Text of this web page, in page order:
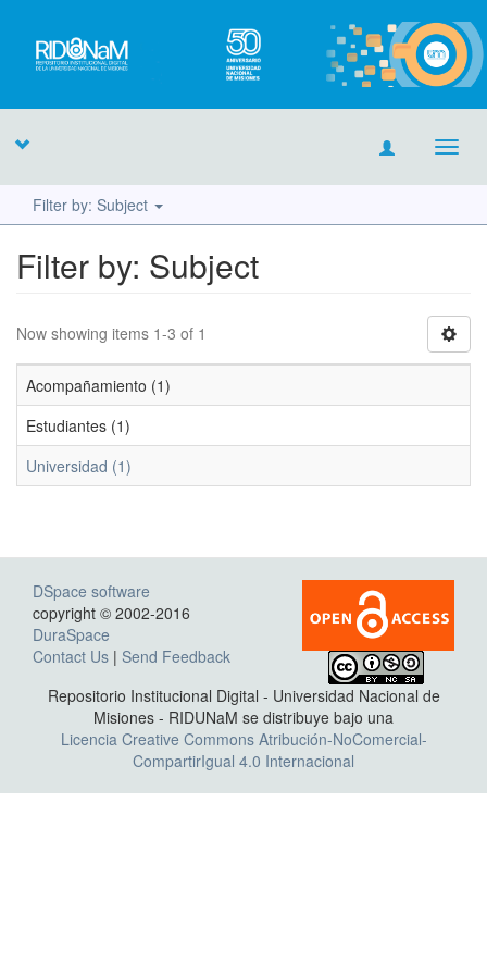
Filter by: Subject
Filter by: Subject
Now showing items 1-3 of 1
Acompañamiento (1)
Estudiantes (1)
Universidad (1)
DSpace software
copyright © 2002-2016
DuraSpace
Contact Us | Send Feedback
Repositorio Institucional Digital - Universidad Nacional de
Misiones - RIDUNaM se distribuye bajo una
Licencia Creative Commons Atribución-NoComercial-
CompartirIgual 4.0 Internacional